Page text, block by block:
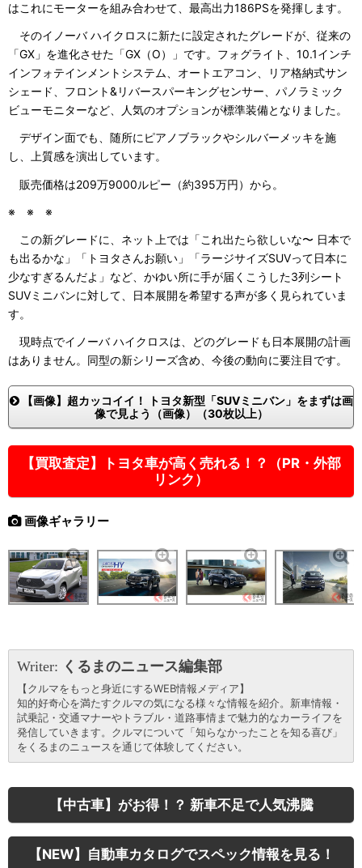
はこれにモーターを組み合わせて、最高出力186PSを発揮します。
そのイノーバ ハイクロスに新たに設定されたグレードが、従来の
「GX」を進化させた「GX（O）」です。フォグライト、10.1インチ
インフォテインメントシステム、オートエアコン、リア格納式サン
シェード、フロント&リバースパーキングセンサー、パノラミック
ビューモニターなど、人気のオプションが標準装備となりました。
デザイン面でも、随所にピアノブラックやシルバーメッキを施
し、上質感を演出しています。
販売価格は209万9000ルピー（約395万円）から。
※ ※ ※
この新グレードに、ネット上では「これ出たら欲しいな〜 日本で
も出るかな」「トヨタさんお願い」「ラージサイズSUVって日本に
少なすぎるんだよ」など、かゆい所に手が届くこうした3列シート
SUVミニバンに対して、日本展開を希望する声が多く見られていま
す。
現時点でイノーバ ハイクロスは、どのグレードも日本展開の計画
はありません。同型の新シリーズ含め、今後の動向に要注目です。
【画像】超カッコイイ！ トヨタ新型「SUVミニバン」をまずは画
像で見よう（画像）（30枚以上）
【買取査定】トヨタ車が高く売れる！？（PR・外部
リンク）
画像ギャラリー
Writer: くるまのニュース編集部
【クルマをもっと身近にするWEB情報メディア】
知的好奇心を満たすクルマの気になる様々な情報を紹介。新車情報・
試乗記・交通マナーやトラブル・道路事情まで魅力的なカーライフを
発信していきます。クルマについて「知らなかったことを知る喜び」
をくるまのニュースを通じて体験してください。
【中古車】がお得！？ 新車不足で人気沸騰
【NEW】自動車カタログでスペック情報を見る！